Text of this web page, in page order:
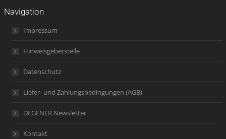
Navigation
Impressum
Hinweisgeberstelle
Datenschutz
Liefer- und Zahlungsbedingungen (AGB)
DEGENER Newsletter
Kontakt